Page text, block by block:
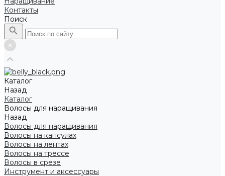
Контакты
Поиск
Каталог
Назад
Каталог
Волосы для наращивания
Назад
Волосы для наращивания
Волосы на капсулах
Волосы на лентах
Волосы на трессе
Волосы в срезе
Инструмент и аксессуары